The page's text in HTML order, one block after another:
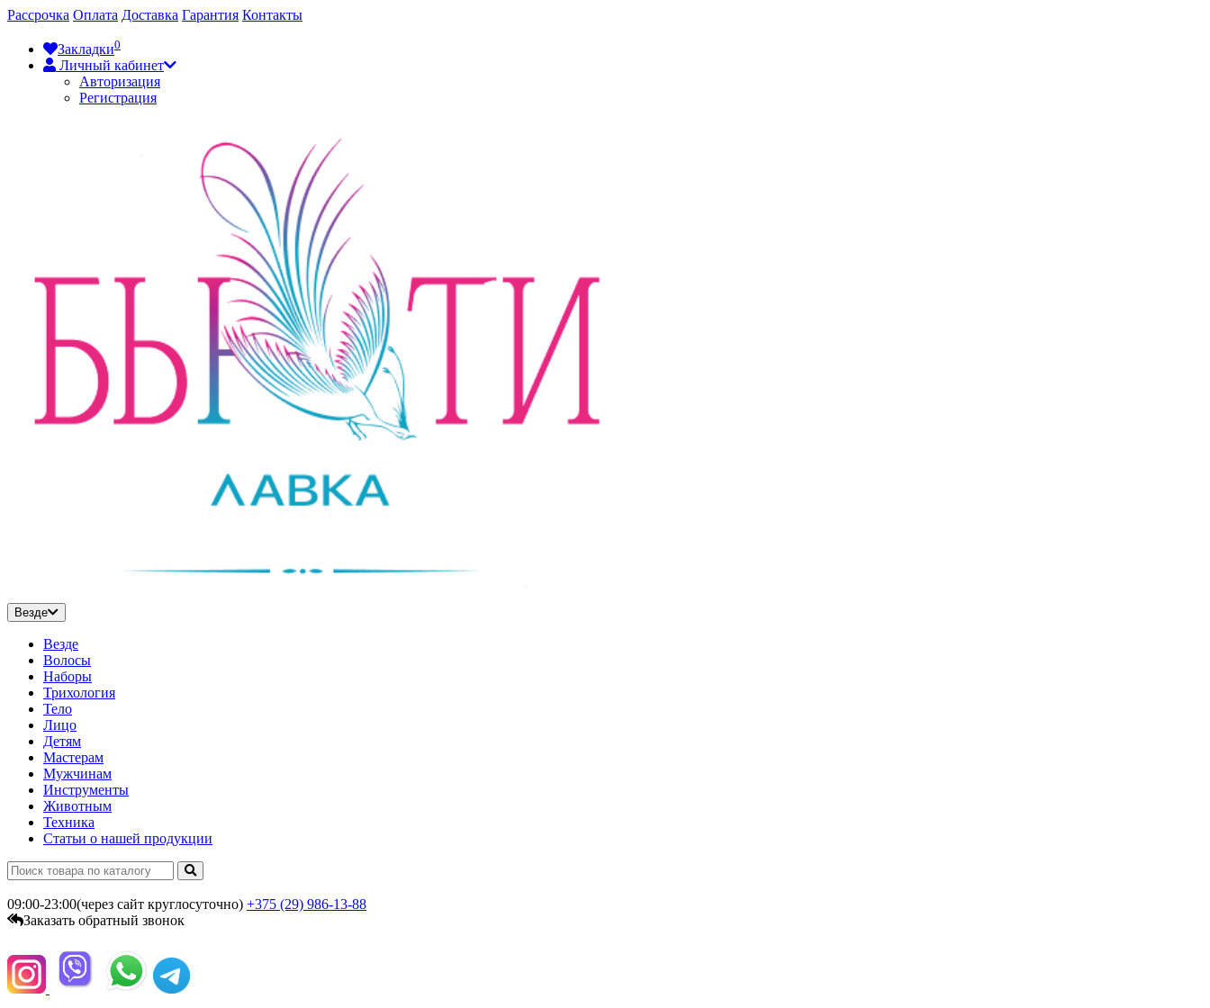
Рассрочка Оплата Доставка Гарантия Контакты
Закладки0
Личный кабинет
Авторизация
Регистрация
Везде
Везде
Волосы
Наборы
Трихология
Тело
Лицо
Детям
Мастерам
Мужчинам
Инструменты
Животным
Техника
Статьи о нашей продукции
09:00-23:00(через сайт круглосуточно) +375 (29) 986-13-88
Заказать обратный звонок